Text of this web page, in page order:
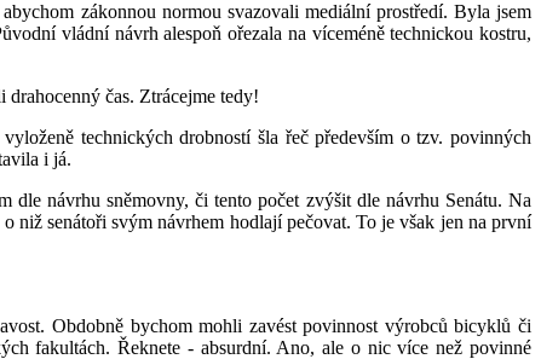
zákonnou normou svazovali mediální prostředí. Byla jsem
vládní návrh alespoň ořezala na víceméně technickou kostru,
drahocenný čas. Ztrácejme tedy!
technických drobností šla řeč především o tzv. povinných
i já.
dle návrhu sněmovny, či tento počet zvýšit dle návrhu Senátu. Na
niž senátoři svým návrhem hodlají pečovat. To je však jen na první
Obdobně bychom mohli zavést povinnost výrobců bicyklů či
fakultách. Řeknete - absurdní. Ano, ale o nic více než povinné